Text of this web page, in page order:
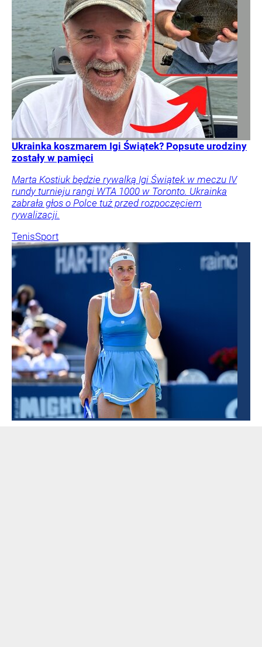
Ukrainka koszmarem Igi Świątek? Popsute urodziny
zostały w pamięci
Marta Kostiuk będzie rywalką Igi Świątek w meczu IV
rundy turnieju rangi WTA 1000 w Toronto. Ukrainka
zabrała głos o Polce tuż przed rozpoczęciem
rywalizacji.
TenisSport